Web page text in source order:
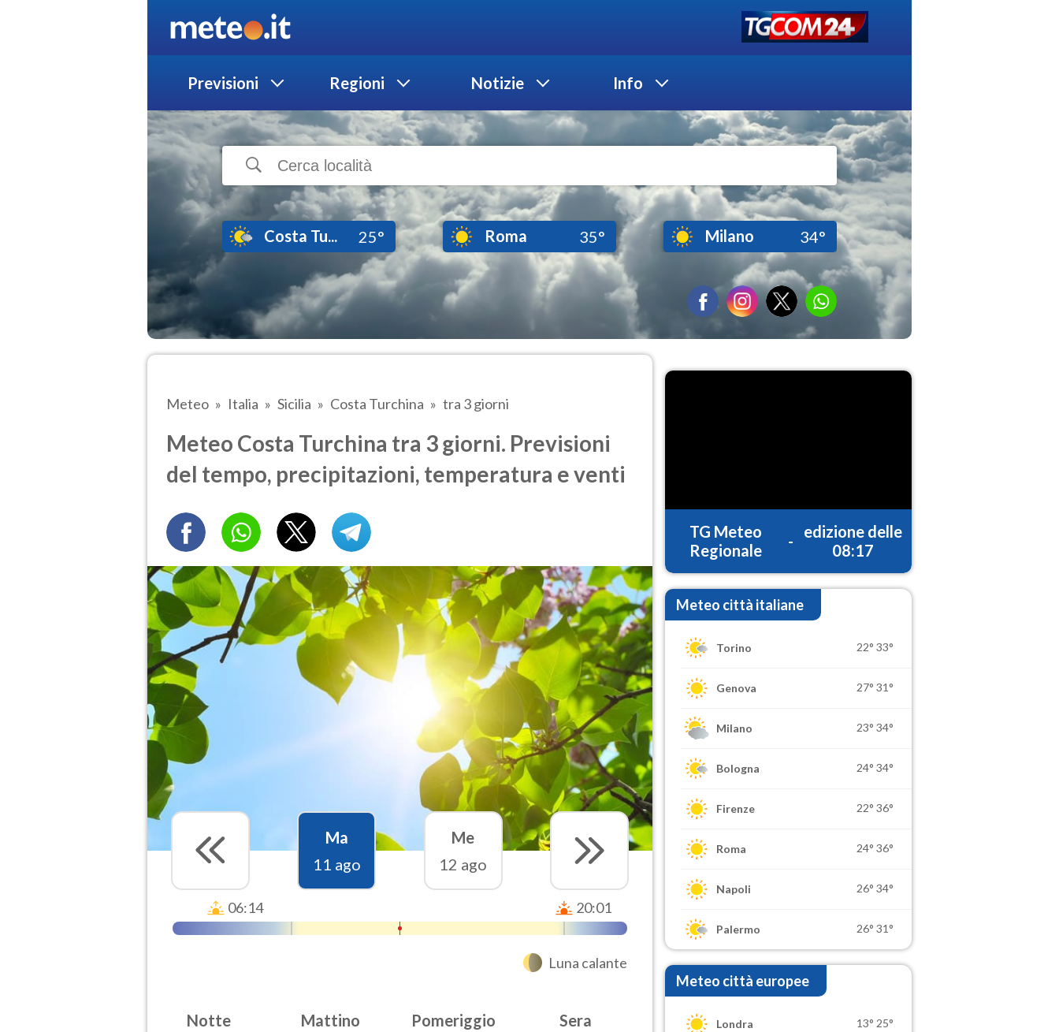
Previsioni Regioni Notizie Info
Costa Tu... 25° Roma 35° Milano 34°
Meteo Italia Sicilia Costa Turchina tra 3 giorni
Meteo Costa Turchina tra 3 giorni. Previsioni
del tempo, precipitazioni, temperatura e venti
Ma
11 ago
Me
12 ago
06:14 20:01
Luna calante
Notte Mattino Pomeriggio Sera
TG Meteo
Regionale
-
edizione delle
08:17
Meteo città italiane
Torino 22° 33°
Genova 27° 31°
Milano 23° 34°
Bologna 24° 34°
Firenze 22° 36°
Roma 24° 36°
Napoli 26° 34°
Palermo 26° 31°
Meteo città europee
Londra 13° 25°